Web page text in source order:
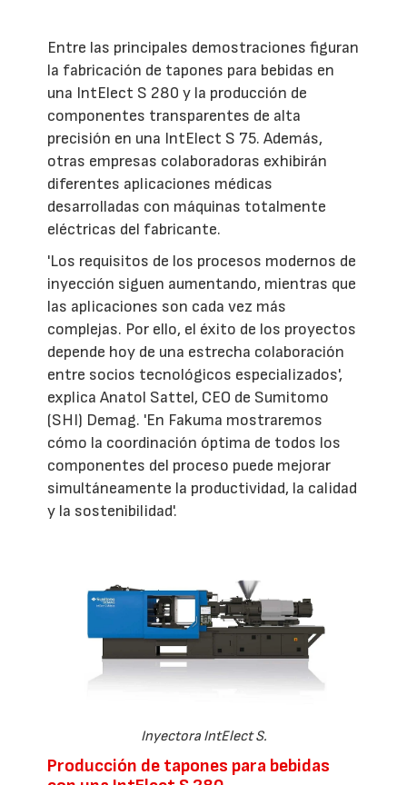
Entre las principales demostraciones figuran
la fabricación de tapones para bebidas en
una IntElect S 280 y la producción de
componentes transparentes de alta
precisión en una IntElect S 75. Además,
otras empresas colaboradoras exhibirán
diferentes aplicaciones médicas
desarrolladas con máquinas totalmente
eléctricas del fabricante.
'Los requisitos de los procesos modernos de
inyección siguen aumentando, mientras que
las aplicaciones son cada vez más
complejas. Por ello, el éxito de los proyectos
depende hoy de una estrecha colaboración
entre socios tecnológicos especializados',
explica Anatol Sattel, CEO de Sumitomo
(SHI) Demag. 'En Fakuma mostraremos
cómo la coordinación óptima de todos los
componentes del proceso puede mejorar
simultáneamente la productividad, la calidad
y la sostenibilidad'.
Inyectora IntElect S.
Producción de tapones para bebidas